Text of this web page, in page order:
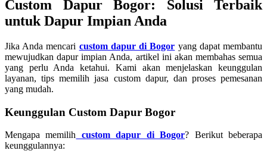
Custom Dapur Bogor: Solusi Terbaik
untuk Dapur Impian Anda
Jika Anda mencari custom dapur di Bogor yang dapat membantu
mewujudkan dapur impian Anda, artikel ini akan membahas semua
yang perlu Anda ketahui. Kami akan menjelaskan keunggulan
layanan, tips memilih jasa custom dapur, dan proses pemesanan
yang mudah.
Keunggulan Custom Dapur Bogor
Mengapa memilih custom dapur di Bogor? Berikut beberapa
keunggulannya: